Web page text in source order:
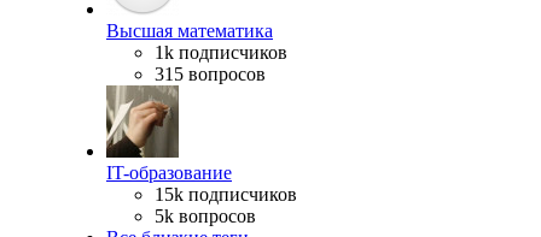
Высшая математика
1k подписчиков
315 вопросов
IT-образование
15k подписчиков
5k вопросов